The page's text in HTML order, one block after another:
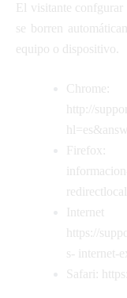
El visitante confgurar
se borren
equipo o dispositivo.
Chrome:
http://
Firefox:
https://
s- internet-
Safari: